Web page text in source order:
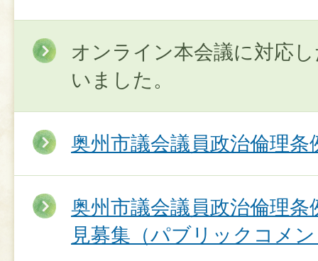
オンライン本会議に対応
いました。
奥州市議会議員政治倫理
奥州市議会議員政治倫理
見募集（パブリックコメ